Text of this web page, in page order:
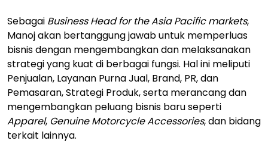
Sebagai Business Head for the Asia Pacific markets,
Manoj akan bertanggung jawab untuk memperluas
bisnis dengan mengembangkan dan melaksanakan
strategi yang kuat di berbagai fungsi. Hal ini meliputi
Penjualan, Layanan Purna Jual, Brand, PR, dan
Pemasaran, Strategi Produk, serta merancang dan
mengembangkan peluang bisnis baru seperti
Apparel, Genuine Motorcycle Accessories, dan bidang
terkait lainnya.